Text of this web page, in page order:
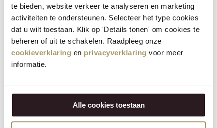
te bieden, website verkeer te analyseren en marketing
activiteiten te ondersteunen. Selecteer het type cookies
dat u wilt toestaan. Klik op 'Details tonen' om cookies te
beheren of uit te schakelen. Raadpleeg onze
cookieverklaring en privacyverklaring voor meer
informatie.
Alle cookies toestaan
(11)
Henri Willig Fromage
Fumé aux Fines Herbes
500 grammes
€14,95
(17)
Fromage de vache
Henri Willig au cumin
380 grammes
€13,95
(Taxe incluse)